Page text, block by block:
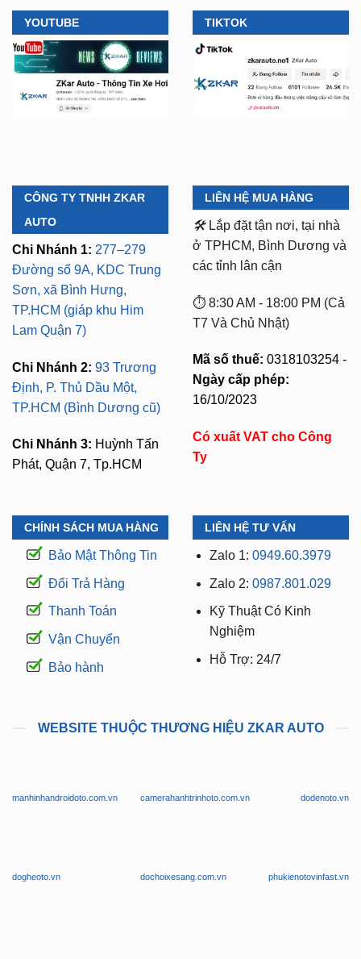
YOUTUBE TIKTOK
CÔNG TY TNHH ZKAR
AUTO
Chi Nhánh 1: 277–279
Đường số 9A, KDC Trung
Sơn, xã Bình Hưng,
TP.HCM (giáp khu Him
Lam Quận 7)
Chi Nhánh 2: 93 Trương
Định, P. Thủ Dầu Một,
TP.HCM (Bình Dương cũ)
Chi Nhánh 3: Huỳnh Tấn
Phát, Quận 7, Tp.HCM
LIÊN HỆ MUA HÀNG
🛠️ Lắp đặt tận nơi, tại nhà
ở TPHCM, Bình Dương và
các tỉnh lân cận
⏱️ 8:30 AM - 18:00 PM (Cả
T7 Và Chủ Nhật)
Mã số thuế: 0318103254 -
Ngày cấp phép:
16/10/2023
Có xuất VAT cho Công
Ty
CHÍNH SÁCH MUA HÀNG
Bảo Mật Thông Tin
Đổi Trả Hàng
Thanh Toán
Vận Chuyển
Bảo hành
LIÊN HỆ TƯ VẤN
Zalo 1: 0949.60.3979
Zalo 2: 0987.801.029
Kỹ Thuật Có Kinh
Nghiệm
Hỗ Trợ: 24/7
WEBSITE THUỘC THƯƠNG HIỆU ZKAR AUTO
manhinhandroidoto.com.vn camerahanhtrinhoto.com.vn dodenoto.vn
dogheoto.vn dochoixesang.com.vn phukienotovinfast.vn